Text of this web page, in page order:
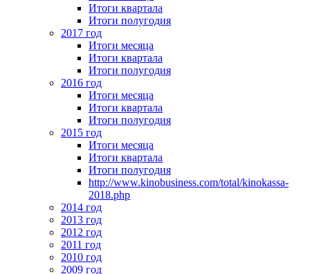
Итоги квартала
Итоги полугодия
2017 год
Итоги месяца
Итоги квартала
Итоги полугодия
2016 год
Итоги месяца
Итоги квартала
Итоги полугодия
2015 год
Итоги месяца
Итоги квартала
Итоги полугодия
http://www.kinobusiness.com/total/kinokassa-
2018.php
2014 год
2013 год
2012 год
2011 год
2010 год
2009 год